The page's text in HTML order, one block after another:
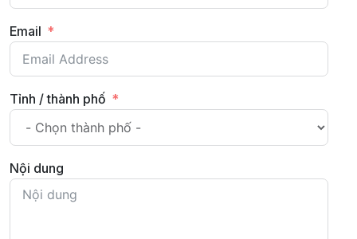
Email
Tỉnh / thành phố
Nội dung